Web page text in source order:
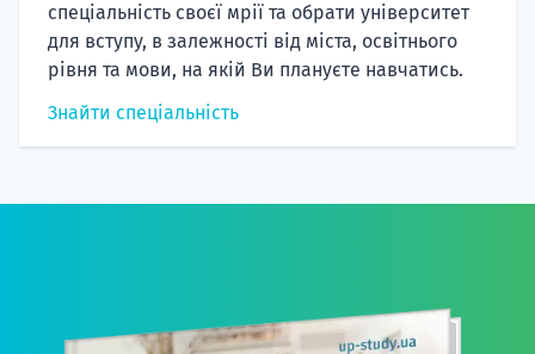
спеціальність своєї мрії та обрати університет
для вступу, в залежності від міста, освітнього
рівня та мови, на якій Ви плануєте навчатись.
Знайти спеціальність